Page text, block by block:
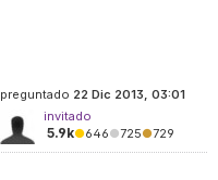
preguntado 22 Dic 2013, 03:01
invitado
5.9k●646●725●729